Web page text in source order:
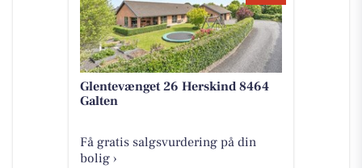
Glentevænget 26 Herskind 8464
Galten
Få gratis salgsvurdering på din
bolig ›